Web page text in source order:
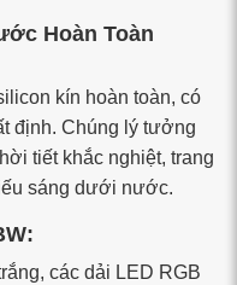
Hoàn Toàn
kín hoàn toàn, có
định. Chúng lý tưởng
tiết khắc nghiệt, trang
sáng dưới nước.
các dải LED RGB